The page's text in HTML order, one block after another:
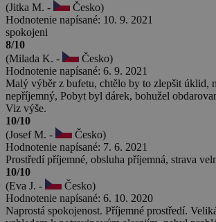
(Jitka M. -
Česko)
Hodnotenie napísané: 10. 9. 2021
spokojeni
8/10
(Milada K. -
Česko)
Hodnotenie napísané: 6. 9. 2021
Malý výběr z bufetu, chtělo by to zlepšit úklid,
nepříjemný, Pobyt byl dárek, bohužel
Viz výše.
10/10
(Josef M. -
Česko)
Hodnotenie napísané: 7. 6. 2021
Prostředí příjemné, obsluha příjemná, strava
10/10
(Eva J. -
Česko)
Hodnotenie napísané: 6. 10. 2020
Naprostá spokojenost. Příjemné prostředí.